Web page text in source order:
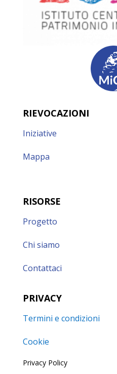
RIEVOCAZIONI
Iniziative
Mappa
RISORSE
Progetto
Chi siamo
Contattaci
PRIVACY
Termini e condizioni
Cookie
Privacy Policy